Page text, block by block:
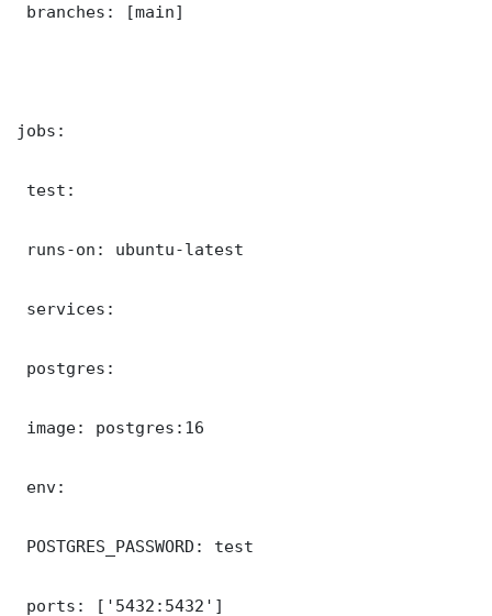
branches: [main]
jobs:
test:
runs-on: ubuntu-latest
services:
postgres:
image: postgres:16
env:
POSTGRES_PASSWORD: test
ports: ['5432:5432']